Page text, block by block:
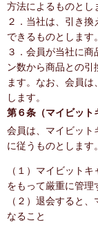
方法によるものとし
２．当社は、引き
できるものとします。
３．会員が当社に
ン数から商品との
ます。なお、会員
します。
第６条（マイビット
会員は、マイビット
に従うものとします。
（１）マイビット
をもって厳重に管理
（２）退会すると
なること